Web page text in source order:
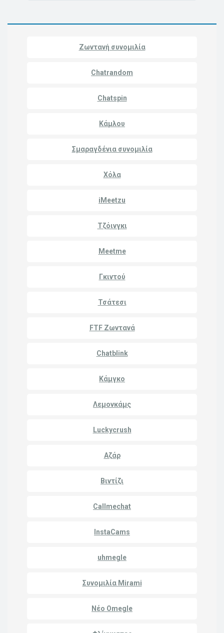
Ζωντανή συνομιλία
Chatrandom
Chatspin
Κάμλου
Σμαραγδένια συνομιλία
Χόλα
iMeetzu
Τζόινγκι
Meetme
Γκιντού
Τσάτεσι
FTF Ζωντανά
Chatblink
Κάμγκο
Λεμονκάμς
Luckycrush
Αζάρ
Βιντίζι
Callmechat
InstaCams
uhmegle
Συνομιλία Mirami
Νέο Omegle